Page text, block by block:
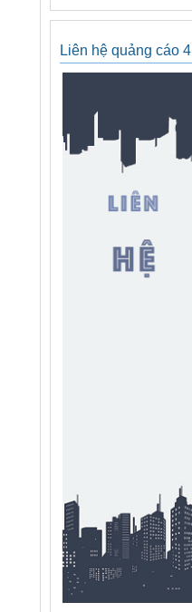
Liên hệ quảng cáo 4